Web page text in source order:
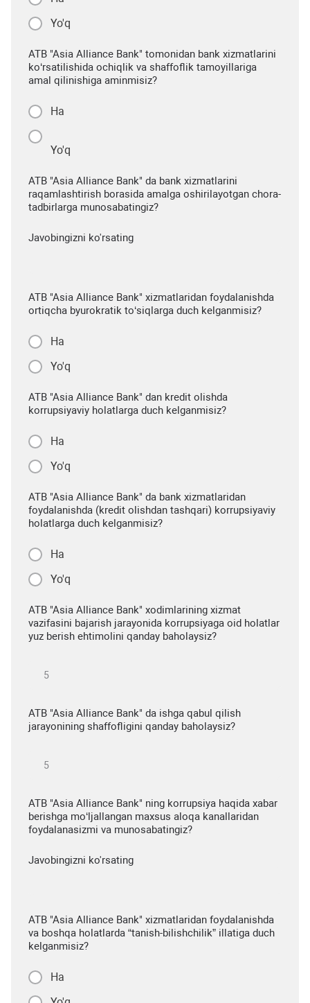
Yo'q
ATB "Asia Alliance Bank" tomonidan bank xizmatlarini
ko‘rsatilishida ochiqlik va shaffoflik tamoyillariga
amal qilinishiga aminmisiz?
Ha
Yo'q
ATB "Asia Alliance Bank" da bank xizmatlarini
raqamlashtirish borasida amalga oshirilayotgan chora-
tadbirlarga munosabatingiz?
Javobingizni ko'rsating
ATB "Asia Alliance Bank" xizmatlaridan foydalanishda
ortiqcha byurokratik to‘siqlarga duch kelganmisiz?
Ha
Yo'q
ATB "Asia Alliance Bank" dan kredit olishda
korrupsiyaviy holatlarga duch kelganmisiz?
Ha
Yo'q
ATB "Asia Alliance Bank" da bank xizmatlaridan
foydalanishda (kredit olishdan tashqari) korrupsiyaviy
holatlarga duch kelganmisiz?
Ha
Yo'q
ATB "Asia Alliance Bank" xodimlarining xizmat
vazifasini bajarish jarayonida korrupsiyaga oid holatlar
yuz berish ehtimolini qanday baholaysiz?
ATB "Asia Alliance Bank" da ishga qabul qilish
jarayonining shaffofligini qanday baholaysiz?
ATB "Asia Alliance Bank" ning korrupsiya haqida xabar
berishga mo‘ljallangan maxsus aloqa kanallaridan
foydalanasizmi va munosabatingiz?
Javobingizni ko'rsating
ATB "Asia Alliance Bank" xizmatlaridan foydalanishda
va boshqa holatlarda “tanish-bilishchilik” illatiga duch
kelganmisiz?
Ha